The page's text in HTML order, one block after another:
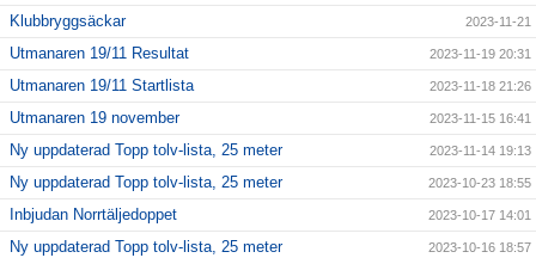
Klubbryggsäckar 2023-11-21
Utmanaren 19/11 Resultat 2023-11-19 20:31
Utmanaren 19/11 Startlista 2023-11-18 21:26
Utmanaren 19 november 2023-11-15 16:41
Ny uppdaterad Topp tolv-lista, 25 meter 2023-11-14 19:13
Ny uppdaterad Topp tolv-lista, 25 meter 2023-10-23 18:55
Inbjudan Norrtäljedoppet 2023-10-17 14:01
Ny uppdaterad Topp tolv-lista, 25 meter 2023-10-16 18:57